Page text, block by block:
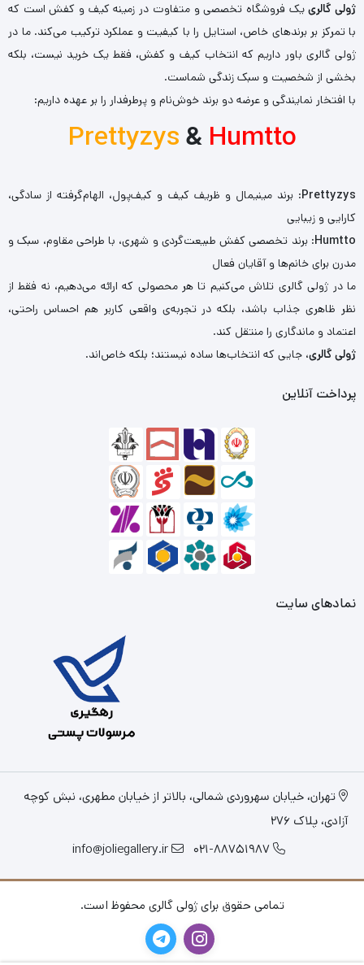
ژولی گالرییک فروشگاه تخصصی و متفاوت در زمینه کیف و کفش است که
با تمرکز بر برندهای خاص، استایل را با کیفیت و عملکرد ترکیب می‌کند. ما در
ژولی گالری باور داریم که انتخاب کیف و کفش، فقط یک خرید نیست، بلکه
بخشی از شخصیت و سبک زندگی شماست.
با افتخار نمایندگی و عرضه دو برند خوش‌نام و پرطرفدار را بر عهده داریم:
Prettyzys& Humtto
Prettyzys: برند مینیمال و ظریف کیف و کیف‌پول، الهام‌گرفته از سادگی،
کارایی و زیبایی
Humtto: برند تخصصی کفش طبیعت‌گردی و شهری، با طراحی مقاوم، سبک و
مدرن برای خانم‌ها و آقایان فعال
ما در ژولی گالری تلاش می‌کنیم تا هر محصولی که ارائه می‌دهیم، نه فقط از
نظر ظاهری جذاب باشد، بلکه در تجربه‌ی واقعی کاربر هم احساس راحتی،
اعتماد و ماندگاری را منتقل کند.
ژولی گالری، جایی که انتخاب‌ها ساده نیستند؛ بلکه خاص‌اند.
پرداخت آنلاین
نمادهای سایت
تهران، خیابان سهروردی شمالی، بالاتر از خیابان مطهری، نبش کوچه
آزادی، پلاک 276
021-88751987
info@joliegallery.ir
تمامی حقوق برای ژولی گالری محفوظ است.